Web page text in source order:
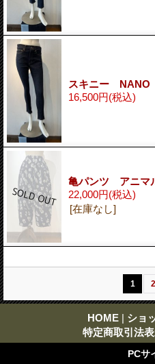
スキニー NANO
16,500円(税込)
亀パンツ アニマ
22,000円(税込)
[在庫なし]
1 2
HOME | ショ
特定商取引法
PCサ